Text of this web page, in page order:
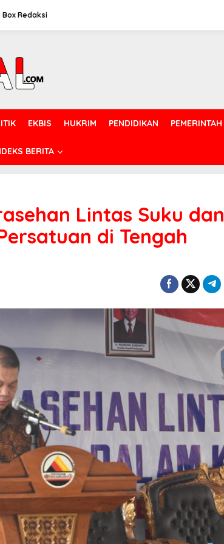
Box Redaksi
EKBIS HUKRIM PENDIDIKAN PEMERINTAH
BERITA
Lintas Suku dan
di Tengah